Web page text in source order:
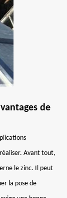
de
Avant tout,
le zinc. Il peut
la pose de